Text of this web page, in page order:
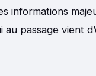
informations
passage vient